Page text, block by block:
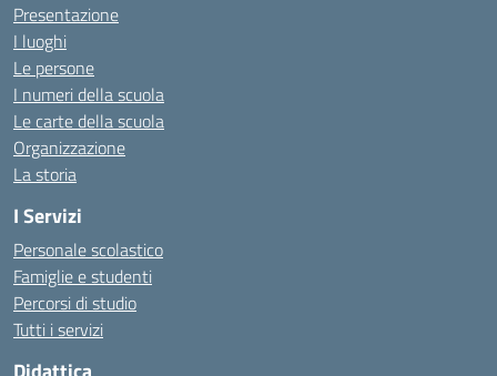
Presentazione
I luoghi
Le persone
I numeri della scuola
Le carte della scuola
Organizzazione
La storia
I Servizi
Personale scolastico
Famiglie e studenti
Percorsi di studio
Tutti i servizi